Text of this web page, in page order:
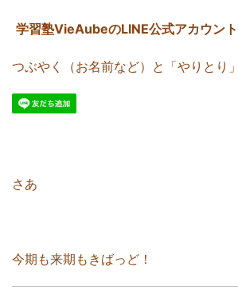
学習塾VieAubeのLINE公式アカウント
つぶやく（お名前など）と「やりとり
さあ
今期も来期もきばっど！